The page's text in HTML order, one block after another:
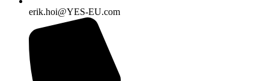
erik.hoi@YES-EU.com